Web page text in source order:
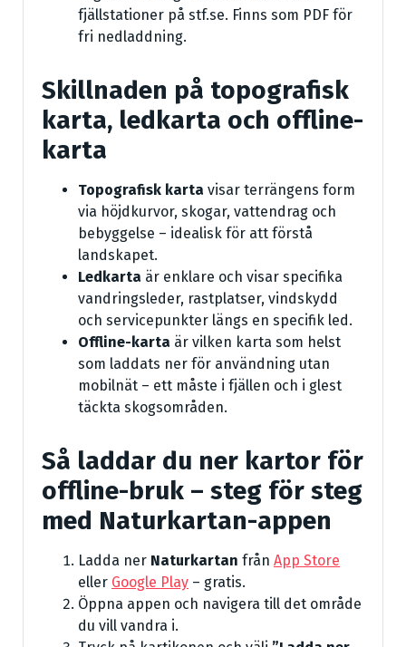
fjällstationer på stf.se. Finns som PDF för
fri nedladdning.
Skillnaden på topografisk
karta, ledkarta och offline-
karta
Topografisk karta visar terrängens form
via höjdkurvor, skogar, vattendrag och
bebyggelse – idealisk för att förstå
landskapet.
Ledkarta är enklare och visar specifika
vandringsleder, rastplatser, vindskydd
och servicepunkter längs en specifik led.
Offline-karta är vilken karta som helst
som laddats ner för användning utan
mobilnät – ett måste i fjällen och i glest
täckta skogsområden.
Så laddar du ner kartor för
offline-bruk – steg för steg
med Naturkartan-appen
Ladda ner Naturkartan från App Store
eller Google Play – gratis.
Öppna appen och navigera till det område
du vill vandra i.